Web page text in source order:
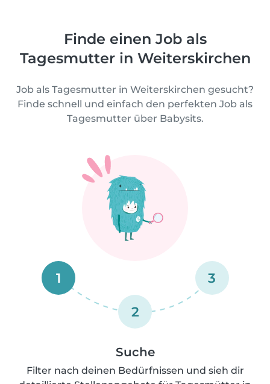
Finde einen Job als
Tagesmutter in Weiterskirchen
Job als Tagesmutter in Weiterskirchen gesucht?
Finde schnell und einfach den perfekten Job als
Tagesmutter über Babysits.
1
2
3
Suche
Filter nach deinen Bedürfnissen und sieh dir